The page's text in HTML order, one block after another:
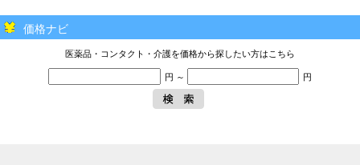
価格ナビ
医薬品・コンタクト・介護を価格から探したい方はこちら
円 ～ 円